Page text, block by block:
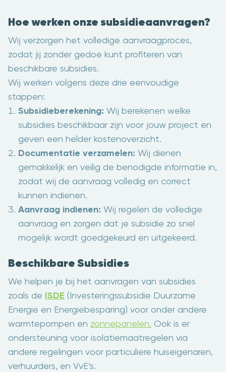
Hoe werken onze subsidieaanvragen?
Wij verzorgen het volledige aanvraagproces,
zodat jij zonder gedoe kunt profiteren van
beschikbare subsidies.
Wij werken volgens deze drie eenvoudige
stappen:
Subsidieberekening: Wij berekenen welke
subsidies beschikbaar zijn voor jouw project en
geven een helder kostenoverzicht.
Documentatie verzamelen: Wij dienen
gemakkelijk en veilig de benodigde informatie in,
zodat wij de aanvraag volledig en correct
kunnen indienen.
Aanvraag indienen: Wij regelen de volledige
aanvraag en zorgen dat je subsidie zo snel
mogelijk wordt goedgekeurd en uitgekeerd.
Beschikbare Subsidies
We helpen je bij het aanvragen van subsidies
zoals de
ISDE (Investeringssubsidie Duurzame
Energie en Energiebesparing) voor onder andere
warmtepompen en zonnepanelen. Ook is er
ondersteuning voor isolatiemaatregelen via
andere regelingen voor particuliere huiseigenaren,
verhuurders, en VvE’s.